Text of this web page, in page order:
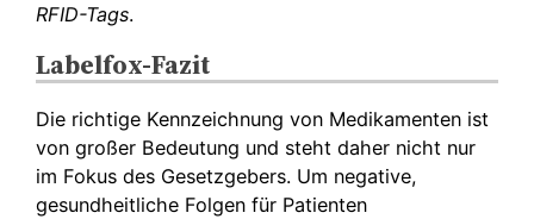
RFID-Tags.
Labelfox-Fazit
Die richtige Kennzeichnung von Medikamenten ist
von großer Bedeutung und steht daher nicht nur
im Fokus des Gesetzgebers. Um negative,
gesundheitliche Folgen für Patienten